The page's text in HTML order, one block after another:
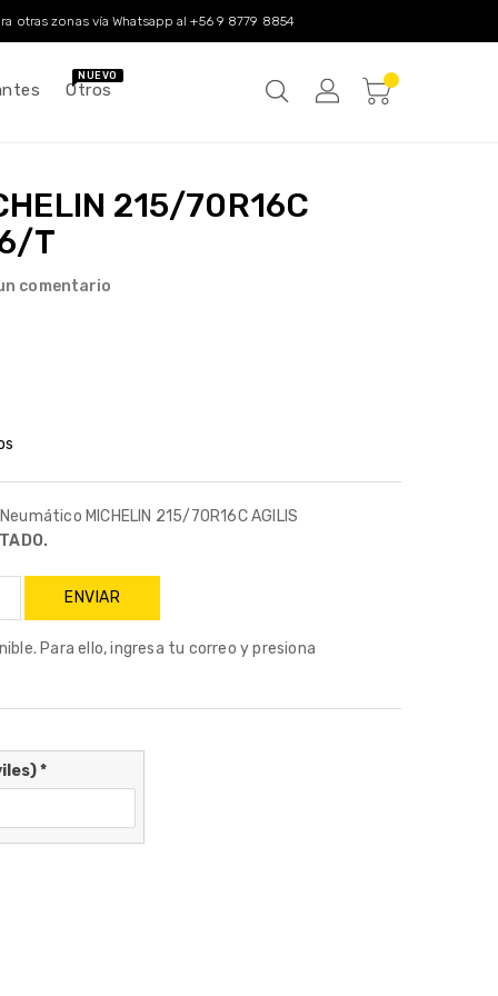
otras zonas vía Whatsapp al+56 9 8779 8854
Otros
NUEVO
215/70R16C
T
comentario
MICHELIN 215/70R16C AGILIS
Para ello, ingresa tu correo y presiona
*